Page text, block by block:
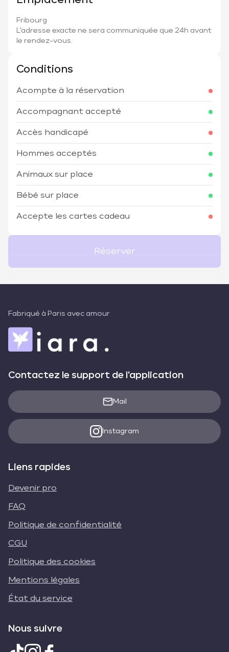
Fribourg
L'adresse exacte ne sera communiquée que 24h avant
le rendez-vous.
Conditions
Acompte à la réservation
Accompagnant accepté
Accès handicapé
Hommes acceptés
Animaux sur place
Bébé sur place
Accepte les cartes cadeau
Réserver
Fabriqué à Paris avec amour
Contactez le support de l'application
Mail
Instagram
Liens rapides
Devenir pro
FAQ
Politique de confidentialité
CGU
Politique des cookies
Mentions légales
État du service
Nous suivre